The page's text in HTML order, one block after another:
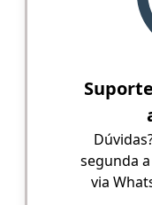
segunda
via